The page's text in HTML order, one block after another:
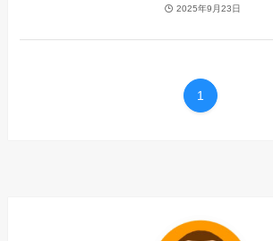
2025年9月23日
1